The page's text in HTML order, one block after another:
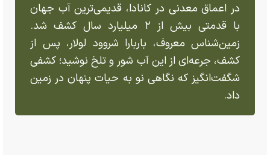
در اعماق معدنی در کانادا، قدیمی‌ترین آب جهان
با قدمتی بیش از ۲ میلیارد سال کشف شد.
زمین‌شناس معروف، باربارا شروود لولار، پس از
کشف، جرعه‌ای از این آب شور و تلخ نوشید؛ کشفی
شگفت‌انگیز که نگاهی نو به حیات پنهان در زمین
داد.